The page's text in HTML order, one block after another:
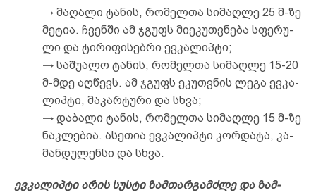
→ მა­ღა­ლი ტა­ნის, რო­მელ­თა სი­მაღ­ლე 25 მ-ზე
მე­ტია. ჩვენ­ში ამ ჯგუფს მი­ეკ­უთ­ვნე­ბა სფე­რუ­
ლი და ტი­რი­ფი­სებ­რი ევ­კა­ლიპ­ტი;
→ სა­შუ­ა­ლო ტა­ნის, რო­მელ­თა სი­მაღ­ლე 15-20
მ-მდე აღ­წევს. ამ ჯგუფს ეკ­უთ­ვნის ლე­გა ევ­კა­
ლიპ­ტი, მა­კარ­ტუ­რი და სხვა;
→ და­ბა­ლი ტა­ნის, რო­მელ­თა სი­მაღ­ლე 15 მ-ზე
ნაკ­ლე­ბია. ას­ეთ­ია ევ­კა­ლიპ­ტი კორ­და­ტა, კა­
მან­დუ­ლენ­სი და სხვა.
ევ­კა­ლიპ­ტი არ­ის სუს­ტი ­ზამ­თარ­გამ­ძლე და ზამ­